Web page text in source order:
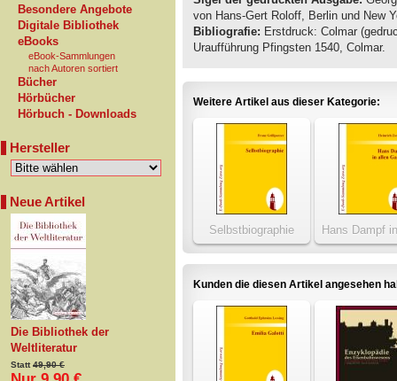
Besondere Angebote
Digitale Bibliothek
eBooks
eBook-Sammlungen
nach Autoren sortiert
Bücher
Hörbücher
Hörbuch - Downloads
Hersteller
Neue Artikel
Die Bibliothek der
Weltliteratur
Statt49,90 €
von Hans-Gert Roloff, Berlin und New
Bibliografie: Erstdruck: Colmar
Uraufführung Pfingsten 1540, Colmar.
Weitere Artikel aus dieser Kategorie:
Selbstbiographie
Hans Dampf
Gassen
Kunden die diesen Artikel angesehen